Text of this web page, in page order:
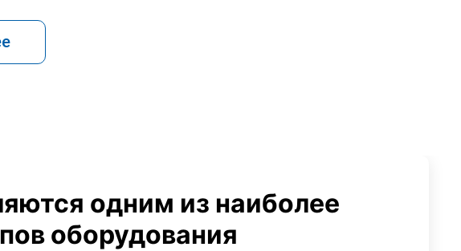
одним из наиболее
оборудования